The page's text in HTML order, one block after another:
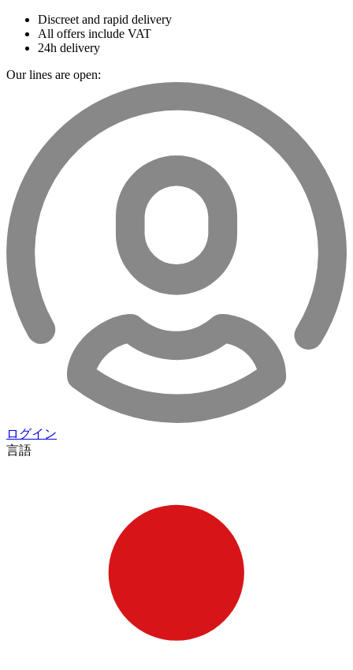
Discreet and rapid delivery
All offers include VAT
24h delivery
Our lines are open:
ログイン
言語